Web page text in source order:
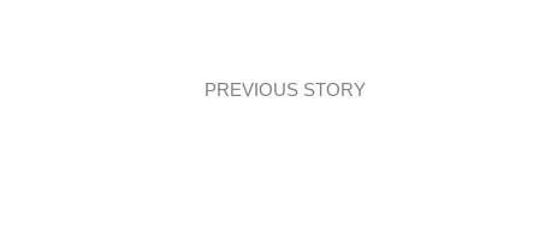
PREVIOUS STORY